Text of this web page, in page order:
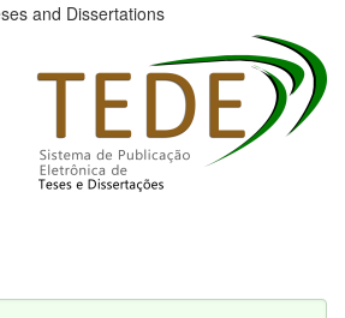
and Dissertations